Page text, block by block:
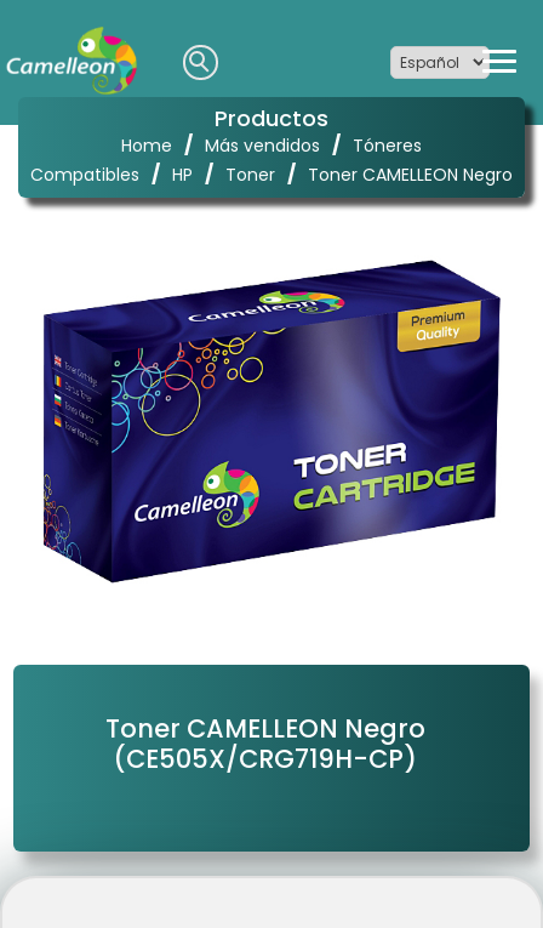
Productos
Home / Más vendidos / Tóneres
Compatibles / HP / Toner / Toner CAMELLEON Negro
Toner CAMELLEON Negro
(CE505X/CRG719H-CP)